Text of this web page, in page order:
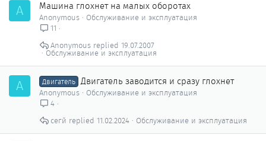
A Машина глохнет на малых оборотах
Anonymous
Обслуживание и эксплуатация
11
Обслуживание и эксплуатация
19.07.2007
Anonymous
A Двигатель Двигатель заводится и сразу глохнет
Anonymous
Обслуживание и эксплуатация
4
Обслуживание и эксплуатация
11.02.2024
сегй